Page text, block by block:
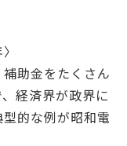
助金をたくさん
経済界が政界に
的な例が昭和電